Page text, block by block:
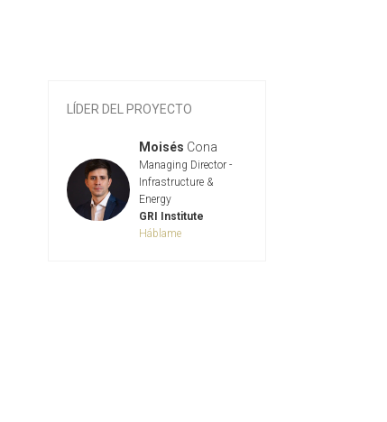
LÍDER DEL PROYECTO
Moisés Cona
Managing Director -
Infrastructure &
Energy
GRI Institute
Háblame